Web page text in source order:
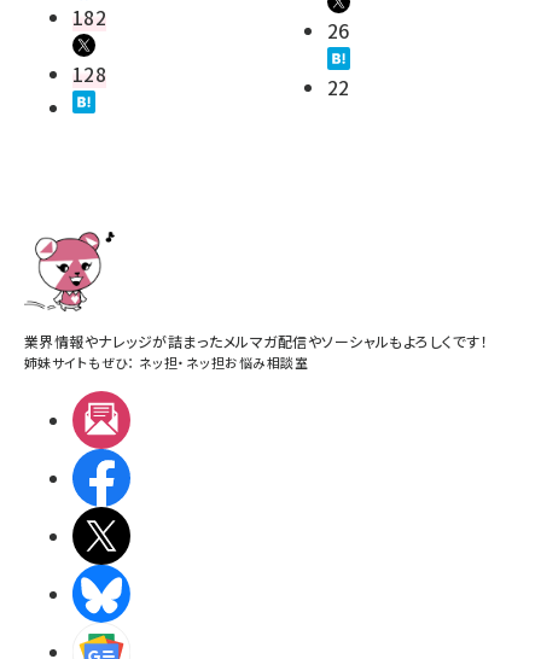
182
128
26
22
業界情報やナレッジが詰まったメルマガ配信やソーシャルもよろしくです！
姉妹サイトもぜひ： ネッ担・ ネッ担お悩み相談室